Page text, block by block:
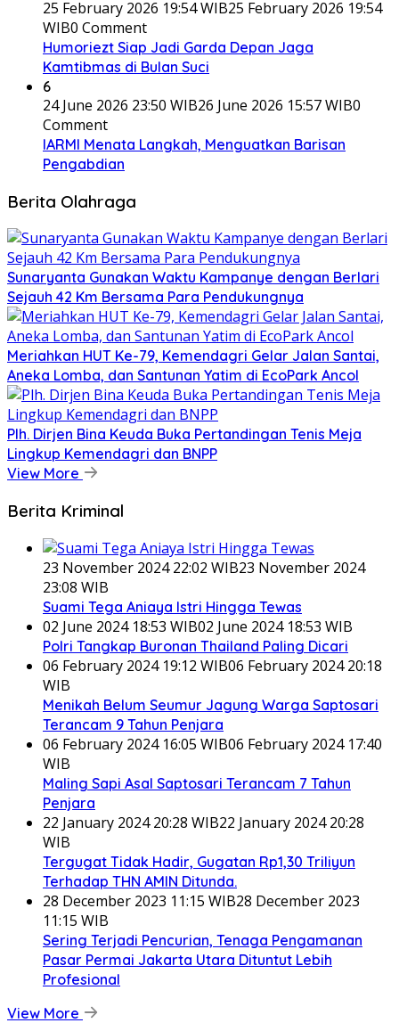
25 February 2026 19:54 WIB25 February 2026 19:54
WIB0 Comment
Humoriezt Siap Jadi Garda Depan Jaga
Kamtibmas di Bulan Suci
6
24 June 2026 23:50 WIB26 June 2026 15:57 WIB0
Comment
IARMI Menata Langkah, Menguatkan Barisan
Pengabdian
Berita Olahraga
Sunaryanta Gunakan Waktu Kampanye dengan Berlari
Sejauh 42 Km Bersama Para Pendukungnya
Meriahkan HUT Ke-79, Kemendagri Gelar Jalan Santai,
Aneka Lomba, dan Santunan Yatim di EcoPark Ancol
Plh. Dirjen Bina Keuda Buka Pertandingan Tenis Meja
Lingkup Kemendagri dan BNPP
View More
Berita Kriminal
23 November 2024 22:02 WIB23 November 2024
23:08 WIB
Suami Tega Aniaya Istri Hingga Tewas
02 June 2024 18:53 WIB02 June 2024 18:53 WIB
Polri Tangkap Buronan Thailand Paling Dicari
06 February 2024 19:12 WIB06 February 2024 20:18
WIB
Menikah Belum Seumur Jagung Warga Saptosari
Terancam 9 Tahun Penjara
06 February 2024 16:05 WIB06 February 2024 17:40
WIB
Maling Sapi Asal Saptosari Terancam 7 Tahun
Penjara
22 January 2024 20:28 WIB22 January 2024 20:28
WIB
Tergugat Tidak Hadir, Gugatan Rp1,30 Triliyun
Terhadap THN AMIN Ditunda.
28 December 2023 11:15 WIB28 December 2023
11:15 WIB
Sering Terjadi Pencurian, Tenaga Pengamanan
Pasar Permai Jakarta Utara Dituntut Lebih
Profesional
View More